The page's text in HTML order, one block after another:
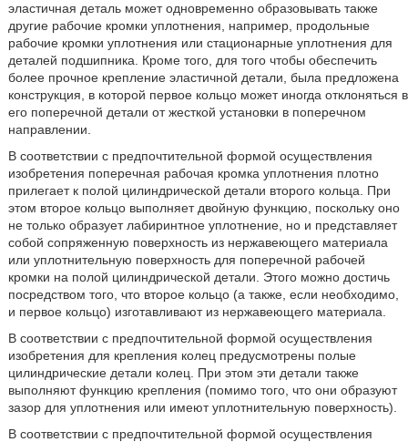
эластичная деталь может одновременно образовывать также
другие рабочие кромки уплотнения, например, продольные
рабочие кромки уплотнения или стационарные уплотнения для
деталей подшипника. Кроме того, для того чтобы обеспечить
более прочное крепление эластичной детали, была предложена
конструкция, в которой первое кольцо может иногда отклоняться в
его поперечной детали от жесткой установки в поперечном
направлении.
В соответствии с предпочтительной формой осуществления
изобретения поперечная рабочая кромка уплотнения плотно
прилегает к полой цилиндрической детали второго кольца. При
этом второе кольцо выполняет двойную функцию, поскольку оно
не только образует лабиринтное уплотнение, но и представляет
собой сопряженную поверхность из нержавеющего материала
или уплотнительную поверхность для поперечной рабочей
кромки на полой цилиндрической детали. Этого можно достичь
посредством того, что второе кольцо (а также, если необходимо,
и первое кольцо) изготавливают из нержавеющего материала.
В соответствии с предпочтительной формой осуществления
изобретения для крепления колец предусмотрены полые
цилиндрические детали колец. При этом эти детали также
выполняют функцию крепления (помимо того, что они образуют
зазор для уплотнения или имеют уплотнительную поверхность).
В соответствии с предпочтительной формой осуществления